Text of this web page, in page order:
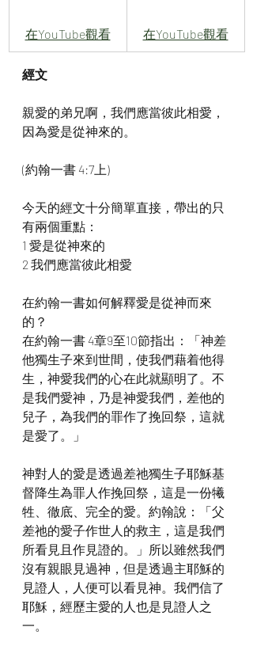
在YouTube觀看 在YouTube觀看
經文
親愛的弟兄啊，我們應當彼此相愛，
因為愛是從神來的。
(約翰一書 4:7上)
今天的經文十分簡單直接，帶出的只
有兩個重點：
1 愛是從神來的
2 我們應當彼此相愛
在約翰一書如何解釋愛是從神而來
的？
在約翰一書 4章9至10節指出：「神差
他獨生子來到世間，使我們藉着他得
生，神愛我們的心在此就顯明了。不
是我們愛神，乃是神愛我們，差他的
兒子，為我們的罪作了挽回祭，這就
是愛了。」
神對人的愛是透過差祂獨生子耶穌基
督降生為罪人作挽回祭，這是一份犧
牲、徹底、完全的愛。約翰說：「父
差祂的愛子作世人的救主，這是我們
所看見且作見證的。」所以雖然我們
沒有親眼見過神，但是透過主耶穌的
見證人，人便可以看見神。我們信了
耶穌，經歷主愛的人也是見證人之
一。